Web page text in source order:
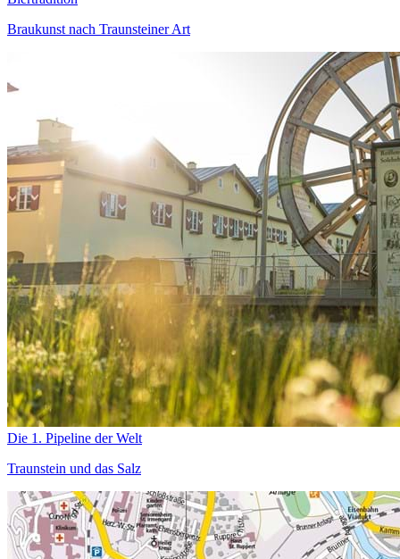
Braukunst nach Traunsteiner Art
Die 1. Pipeline der Welt
Traunstein und das Salz